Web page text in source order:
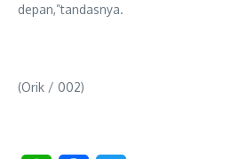
depan,”tandasnya.
(Orik / 002)